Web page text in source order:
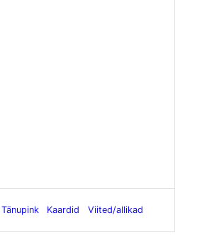
Tänupink Kaardid Viited/allikad